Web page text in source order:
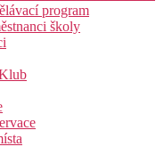
program
školy